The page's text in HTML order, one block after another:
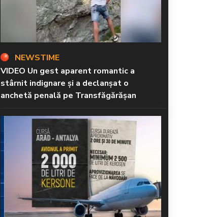
NEWSTIME
VIDEO Un gest aparent romantic a
stârnit indignare și a declanșat o
anchetă penală pe Transfăgărășan